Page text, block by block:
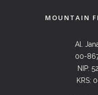
MOUNTAIN
Al.
00-
NIP:
KRS: